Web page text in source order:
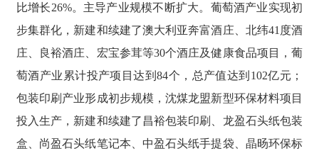
比增长26%。主导产业规模不断扩大。葡萄酒产业实现初
步集群化，新建和续建了澳大利亚奔富酒庄、北纬41度酒
庄、良裕酒庄、宏宝参茸等30个酒庄及健康食品项目，葡
萄酒产业累计投产项目达到84个，总产值达到102亿元；
包装印刷产业形成初步规模，沈煤龙盟新型环保材料项目
投入生产，新建和续建了昌裕包装印刷、龙盈石头纸包装
盒、尚盈石头纸笔记本、中盈石头纸手提袋、晶旸环保标